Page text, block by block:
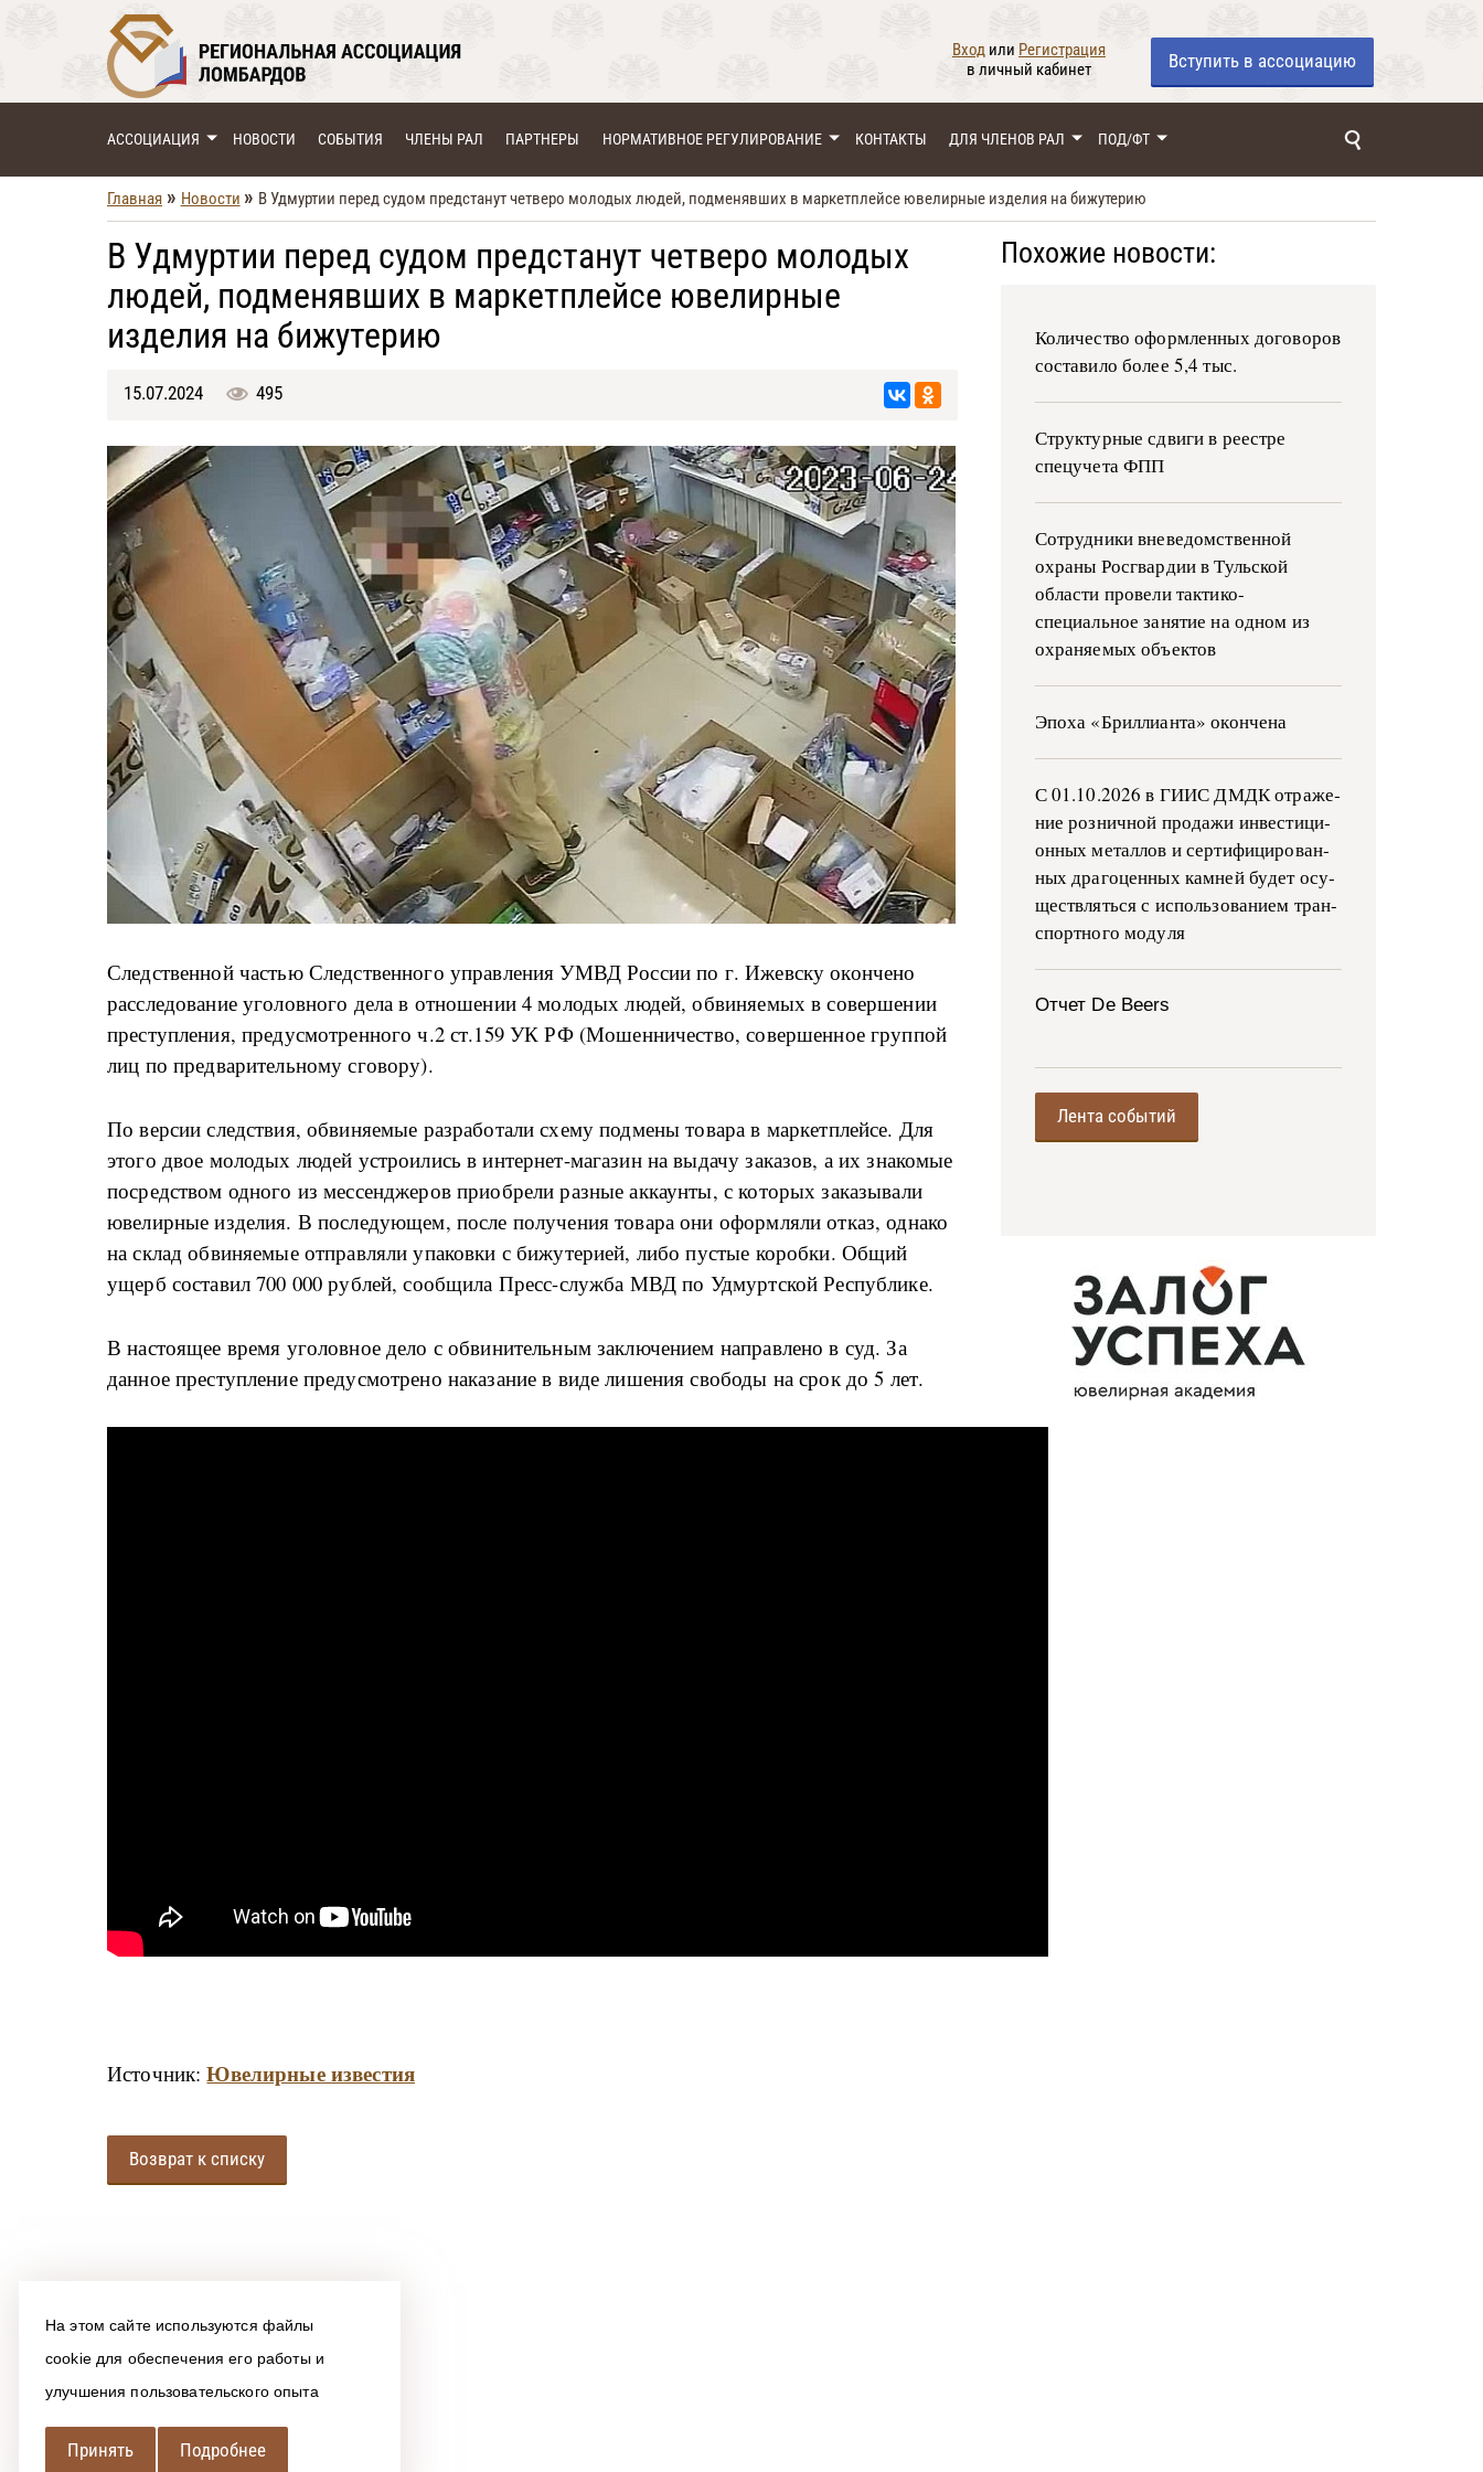
На этом сайте используются файлы
cookie для обеспечения его работы и
улучшения пользовательского опыта
Принять Подробнее
Вход или Регистрация
в личный кабинет
Вступить в ассоциацию
АССОЦИАЦИЯ НОВОСТИ СОБЫТИЯ ЧЛЕНЫ РАЛ ПАРТНЕРЫ НОРМАТИВНОЕ РЕГУЛИРОВАНИЕ КОНТАКТЫ ДЛЯ ЧЛЕНОВ РАЛ ПОД/ФТ
Главная » Новости » В Удмуртии перед судом предстанут четверо молодых людей, подменявших в маркетплейсе ювелирные изделия на бижутерию
В Удмуртии перед судом предстанут четверо молодых
людей, подменявших в маркетплейсе ювелирные
изделия на бижутерию
15.07.2024 495
Следственной частью Следственного управления УМВД России по г. Ижевску окончено
расследование уголовного дела в отношении 4 молодых людей, обвиняемых в совершении
преступления, предусмотренного ч.2 ст.159 УК РФ (Мошенничество, совершенное группой
лиц по предварительному сговору).
По версии следствия, обвиняемые разработали схему подмены товара в маркетплейсе. Для
этого двое молодых людей устроились в интернет-магазин на выдачу заказов, а их знакомые
посредством одного из мессенджеров приобрели разные аккаунты, с которых заказывали
ювелирные изделия. В последующем, после получения товара они оформляли отказ, однако
на склад обвиняемые отправляли упаковки с бижутерией, либо пустые коробки. Общий
ущерб составил 700 000 рублей, сообщила Пресс-служба МВД по Удмуртской Республике.
В настоящее время уголовное дело с обвинительным заключением направлено в суд. За
данное преступление предусмотрено наказание в виде лишения свободы на срок до 5 лет.
Источник:Ювелирные известия
Возврат к списку
Похожие новости:
Количество оформленных договоров
составило более 5,4 тыс.
Структурные сдвиги в реестре
спецучета ФПП
Сотрудники вневедомственной
охраны Росгвардии в Тульской
области провели тактико-
специальное занятие на одном из
охраняемых объектов
Эпоха «Бриллианта» окончена
С 01.10.2026 в ГИИС ДМДК от­ра­же­
ние роз­ни­ч­ной про­да­жи ин­ве­сти­ци­
он­ных ме­тал­лов и сер­ти­фи­ци­ро­ван­
ных дра­го­цен­ных ка­м­ней бу­дет осу­
ще­ств­лять­ся с ис­поль­зо­ва­ни­ем тран­
с­пор­т­но­го мо­ду­ля
Отчет De Beers
Лента событий